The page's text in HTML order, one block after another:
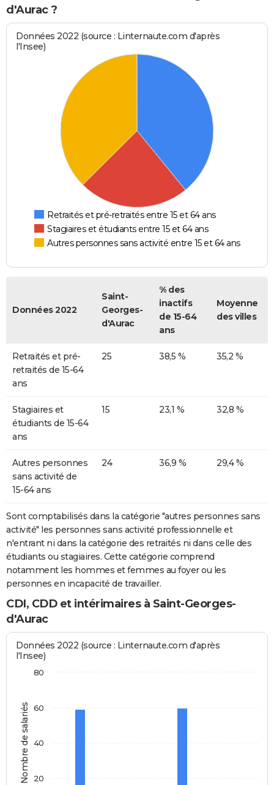
d'Aurac ?
Données 2022 (source : Linternaute.com d'après
l'Insee)
Retraités et pré-retraités entre 15 et 64 ans
Stagiaires et étudiants entre 15 et 64 ans
Autres personnes sans activité entre 15 et 64 ans
Données 2022
Saint-
Georges-
d'Aurac
% des
inactifs
de 15-64
ans
Moyenne
des villes
Retraités et pré-
retraités de 15-64
ans
25 38,5 % 35,2 %
Stagiaires et
étudiants de 15-64
ans
15 23,1 % 32,8 %
Autres personnes
sans activité de
15-64 ans
24 36,9 % 29,4 %
Sont comptabilisés dans la catégorie "autres personnes sans
activité" les personnes sans activité professionnelle et
n'entrant ni dans la catégorie des retraités ni dans celle des
étudiants ou stagiaires. Cette catégorie comprend
notamment les hommes et femmes au foyer ou les
personnes en incapacité de travailler.
CDI, CDD et intérimaires à Saint-Georges-
d'Aurac
Nombre de salariés
Données 2022 (source : Linternaute.com d'après
l'Insee)
20
40
60
80